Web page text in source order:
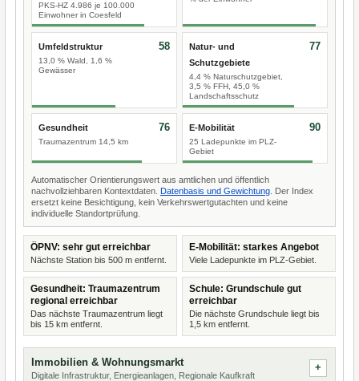
PKS-HZ 4.986 je 100.000
Einwohner in Coesfeld
Umfeldstruktur
13,0 % Wald, 1,6 %
Gewässer
58
Natur- und
Schutzgebiete
4,4 % Naturschutzgebiet,
3,5 % FFH, 45,0 %
Landschaftsschutz
77
Gesundheit
Traumazentrum 14,5 km
76 E-Mobilität
25 Ladepunkte im PLZ-
Gebiet
90
Automatischer Orientierungswert aus amtlichen und öffentlich
nachvollziehbaren Kontextdaten. Datenbasis und Gewichtung . Der Index
ersetzt keine Besichtigung, kein Verkehrswertgutachten und keine
individuelle Standortprüfung.
ÖPNV: sehr gut erreichbar
Nächste Station bis 500 m entfernt.
E-Mobilität: starkes Angebot
Viele Ladepunkte im PLZ-Gebiet.
Gesundheit: Traumazentrum
regional erreichbar
Das nächste Traumazentrum liegt
bis 15 km entfernt.
Schule: Grundschule gut
erreichbar
Die nächste Grundschule liegt bis
1,5 km entfernt.
Immobilien & Wohnungsmarkt
Digitale Infrastruktur, Energieanlagen, Regionale Kaufkraft